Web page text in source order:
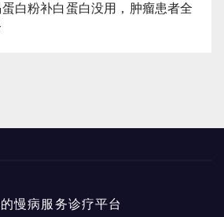
白粉补白蛋白没用，肿瘤患者全
慢病服务诊疗平台